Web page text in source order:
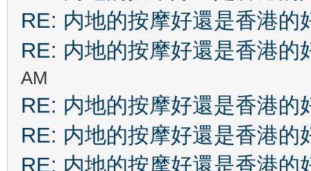
RE: 内地的按摩好還是香港的
RE: 内地的按摩好還是香港的
AM
RE: 内地的按摩好還是香港的
RE: 内地的按摩好還是香港的
RE: 内地的按摩好還是香港的